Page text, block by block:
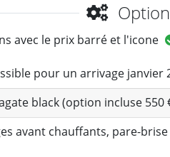
avec le prix barré et l'icone
pour un arrivage janvier
black (option incluse 550
avant chauffants, pare-